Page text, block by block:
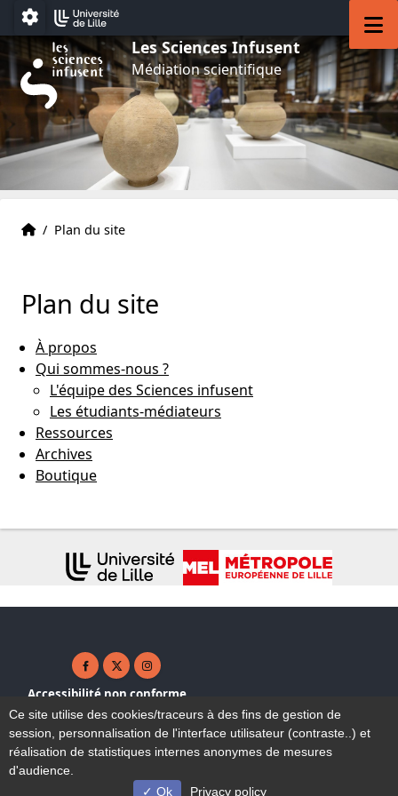
Aller au menu
Aller au contenu
Aller au pied de page
Paramétrage
Les Sciences Infusent
Médiation scientifique
Accueil
Accueil
/ Plan du site
Plan du site
À propos
Qui sommes-nous ?
L'équipe des Sciences infusent
Les étudiants-médiateurs
Ressources
Archives
Boutique
Facebook ( nouvelle fenêtre)
X ( nouvelle fenêtre)
Instagram ( nouvelle fenêtre)
Accessibilité non conforme
Plan du site
Mentions légales
Contact
Ce site utilise des cookies/traceurs à des fins de gestion de
session, personnalisation de l'interface utilisateur (contraste..) et
réalisation de statistiques internes anonymes de mesures
d'audience.
Ok
Privacy policy